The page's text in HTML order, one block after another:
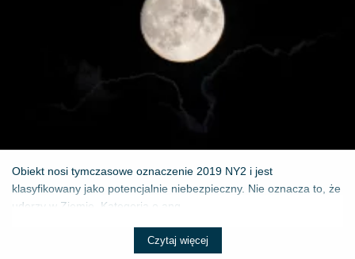
Obiekt nosi tymczasowe oznaczenie 2019 NY2 i jest
klasyfikowany jako potencjalnie niebezpieczny. Nie oznacza to, że
uderzy w Ziemię. Kategoria o ang...
Czytaj więcej